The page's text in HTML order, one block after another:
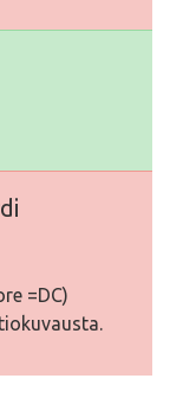
=DC)